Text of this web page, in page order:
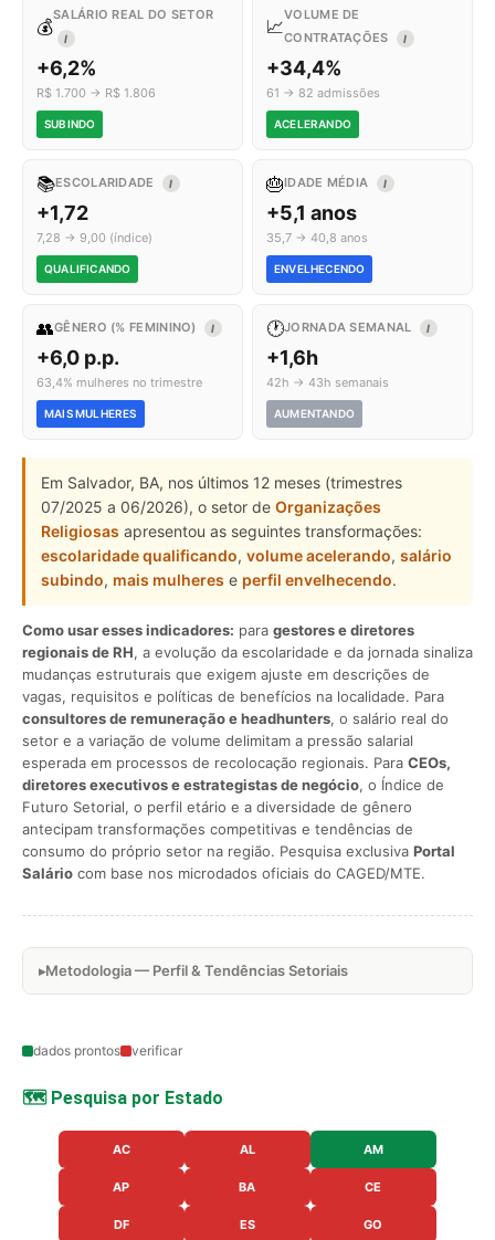
💰
SALÁRIO REAL DO SETOR
I
+6,2%
R$ 1.700 → R$ 1.806
SUBINDO
📈
VOLUME DE
CONTRATAÇÕES
I
+34,4%
61 → 82 admissões
ACELERANDO
📚ESCOLARIDADE I
+1,72
7,28 → 9,00 (índice)
QUALIFICANDO
🎂IDADE MÉDIA I
+5,1 anos
35,7 → 40,8 anos
ENVELHECENDO
👥GÊNERO (% FEMININO) I
+6,0 p.p.
63,4% mulheres no trimestre
MAIS MULHERES
🕐JORNADA SEMANAL I
+1,6h
42h → 43h semanais
AUMENTANDO
Em Salvador, BA, nos últimos 12 meses (trimestres
07/2025 a 06/2026), o setor de Organizações
Religiosas apresentou as seguintes transformações:
escolaridade qualificando, volume acelerando, salário
subindo, mais mulheres e perfil envelhecendo.
Como usar esses indicadores: para gestores e diretores
regionais de RH, a evolução da escolaridade e da jornada sinaliza
mudanças estruturais que exigem ajuste em descrições de
vagas, requisitos e políticas de benefícios na localidade. Para
consultores de remuneração e headhunters, o salário real do
setor e a variação de volume delimitam a pressão salarial
esperada em processos de recolocação regionais. Para CEOs,
diretores executivos e estrategistas de negócio, o Índice de
Futuro Setorial, o perfil etário e a diversidade de gênero
antecipam transformações competitivas e tendências de
consumo do próprio setor na região. Pesquisa exclusiva Portal
Salário com base nos microdados oficiais do CAGED/MTE.
Metodologia — Perfil & Tendências Setoriais
dados prontos verificar
🗺️ Pesquisa por Estado
AC AL AM
AP BA CE
DF ES GO